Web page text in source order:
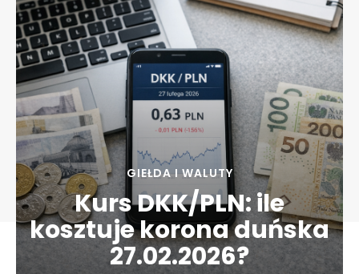
GIEŁDA I WALUTY
Kurs DKK/PLN: ile
kosztuje korona duńska
27.02.2026?